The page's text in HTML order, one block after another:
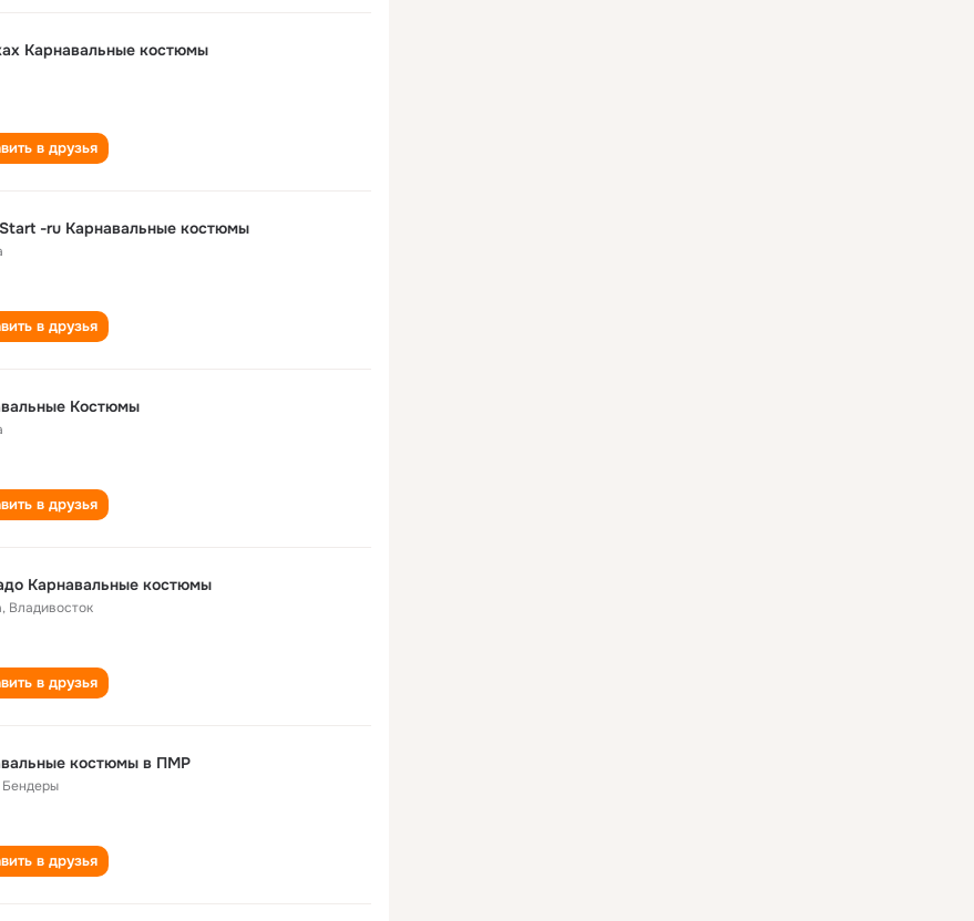
Карнавальные костюмы
в друзья
-ru Карнавальные костюмы
в друзья
Костюмы
в друзья
Карнавальные костюмы
, Владивосток
в друзья
костюмы в ПМР
Бендеры
в друзья